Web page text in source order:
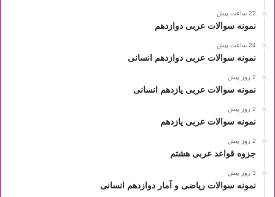
22 ساعت پیش
نمونه سوالات عربی دوازدهم
24 ساعت پیش
نمونه سوالات عربی دوازدهم انسانی
2 روز پیش
نمونه سوالات عربی یازدهم انسانی
2 روز پیش
نمونه سوالات عربی یازدهم
2 روز پیش
جزوه قواعد عربی هشتم
3 روز پیش
نمونه سوالات ریاضی و آمار دوازدهم انسانی